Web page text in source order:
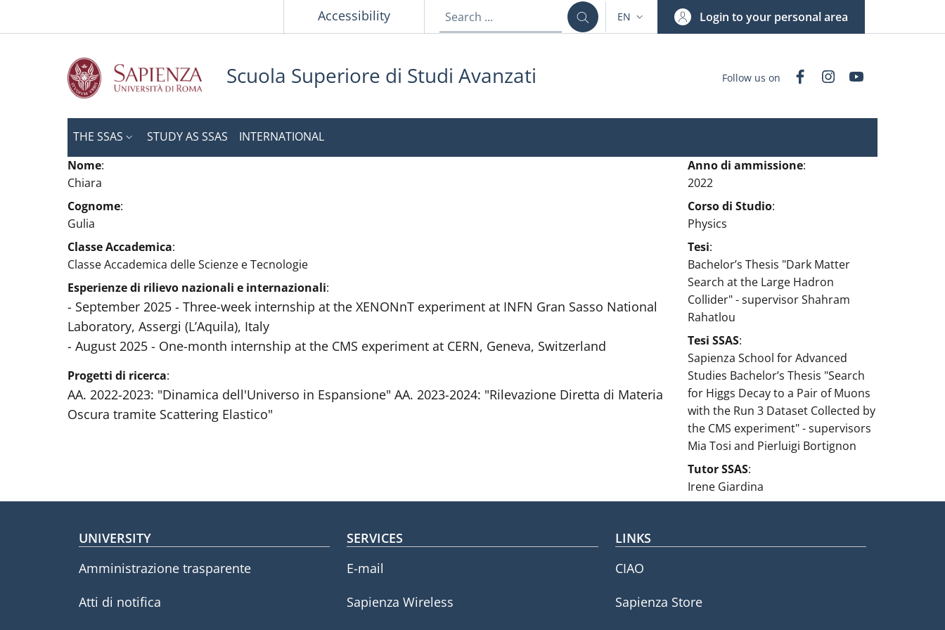
Slim topAccessibility LANGUAGE SWITCHER: CURRENT LANGUAGE
EN Login to your personal area
Scuola Superiore di Studi Avanzati Follow us on FacebookInstagram
THE SSAS STUDY AS SSAS
INTERNATIONAL
Nome:
Chiara
Cognome:
Gulia
Classe Accademica:
Classe Accademica delle Scienze e Tecnologie
Esperienze di rilievo nazionali e internazionali:
- September 2025 - Three-week internship at the XENONnT experiment at INFN Gran Sasso National
Laboratory, Assergi (L’Aquila), Italy
- August 2025 - One-month internship at the CMS experiment at CERN, Geneva, Switzerland
Progetti di ricerca:
AA. 2022-2023: "Dinamica dell'Universo in Espansione" AA. 2023-2024: "Rilevazione Diretta di Materia
Oscura tramite Scattering Elastico"
Anno di ammissione:
2022
Corso di Studio:
Physics
Tesi:
Bachelor’s Thesis "Dark Matter
Search at the Large Hadron
Collider" - supervisor Shahram
Rahatlou
Tesi SSAS:
Sapienza School for Advanced
Studies Bachelor’s Thesis "Search
for Higgs Decay to a Pair of Muons
with the Run 3 Dataset Collected by
the CMS experiment" - supervisors
Mia Tosi and Pierluigi Bortignon
Tutor SSAS:
Irene Giardina
Footer menu
UNIVERSITY
Amministrazione trasparente
Atti di notifica
SERVICES
E-mail
Sapienza Wireless
LINKS
CIAO
Sapienza Store